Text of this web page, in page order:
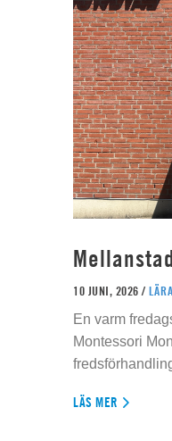
10 JUNI, 2026 /
En varm
Montessori
LÄS MER